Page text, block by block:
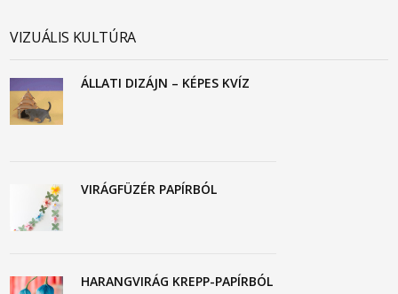
VIZUÁLIS KULTÚRA
ÁLLATI DIZÁJN – KÉPES KVÍZ
VIRÁGFÜZÉR PAPÍRBÓL
HARANGVIRÁG KREPP-PAPÍRBÓL